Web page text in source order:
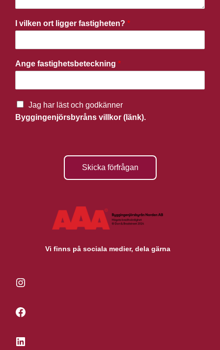
I vilken ort ligger fastigheten? *
Ange fastighetsbeteckning *
Jag har läst och godkänner
Byggingenjörsbyråns villkor (länk).
Skicka förfrågan
Vi finns på sociala medier, dela gärna
Instagram
Facebook
LinkedIn